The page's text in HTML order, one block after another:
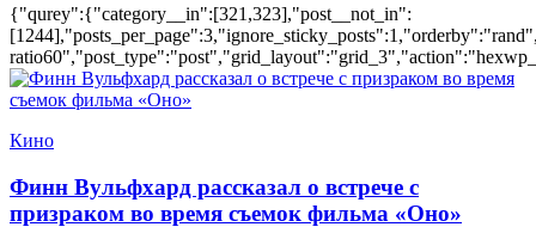
{"qurey":{"category__in":[321,323],"post__not_in":
Кино
Финн Вульфхард рассказал о встрече с
призраком во время съемок фильма «Оно»